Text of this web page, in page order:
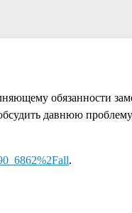
обязанности
давнюю
.